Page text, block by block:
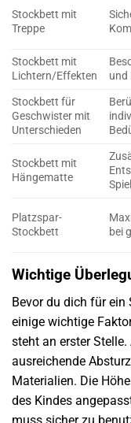
Stockbett mit
Treppe
Stockbett mit
Lichtern/Effekten
und
Stockbett für
Geschwister mit
Unterschieden
Stockbett mit
Hängematte
Platzspar-
Stockbett
bei
Wichtige
Bevor du dich für ein
einige wichtige
steht an erster
ausreichende
Materialien. Die
des Kindes